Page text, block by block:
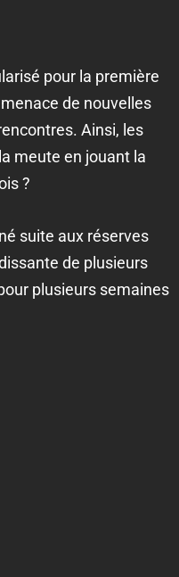
pour la première
de nouvelles
Ainsi, les
meute en jouant la
?
suite aux réserves
de plusieurs
plusieurs semaines